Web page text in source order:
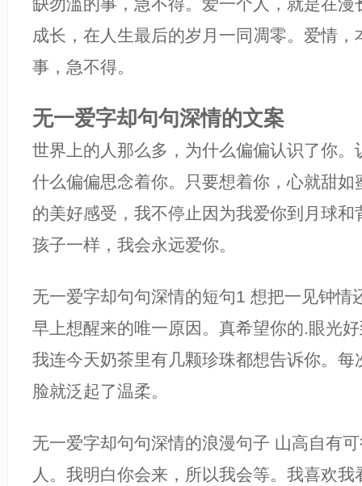
成长，在人生最后的岁月一同凋零。爱情，
事，急不得。
无一爱字却句句深情的文案
世界上的人那么多，为什么偏偏认识了你。
什么偏偏思念着你。只要想着你，心就甜如
的美好感受，我不停止因为我爱你到月球和
孩子一样，我会永远爱你。
无一爱字却句句深情的短句1 想把一见钟情
早上想醒来的唯一原因。真希望你的.眼光
我连今天奶茶里有几颗珍珠都想告诉你。每
脸就泛起了温柔。
无一爱字却句句深情的浪漫句子 山高自有
人。我明白你会来，所以我会等。我喜欢